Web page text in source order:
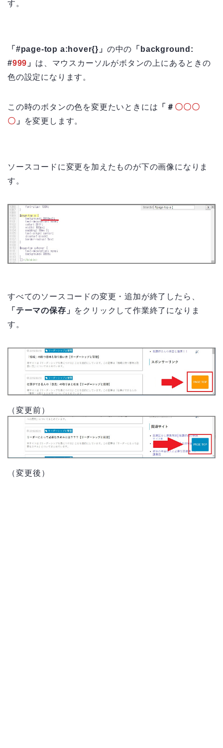
す。
「#page-top a:hover{}」 の中の 「background:
#999 」 は、マウスカーソルがボタンの上にあるときの
色の設定になります。
この時のボタンの色を変更たいときには 「＃ 〇〇〇
〇 」 を変更します。
ソースコードに変更を加えたものが下の画像になりま
す。
すべてのソースコードの変更・追加が終了したら、
「テーマの保存」 をクリックして作業終了になりま
す。
（変更前）
（変更後）